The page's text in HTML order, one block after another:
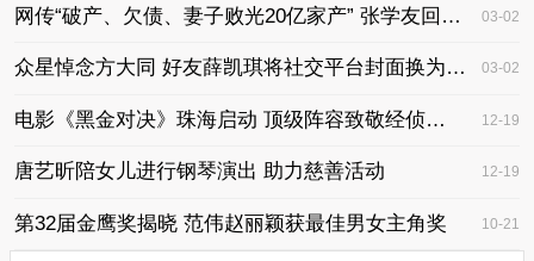
网传“破产、欠债、妻子败光20亿家产” 张学友回应了 03-02
众星悼念方大同 好友薛凯琪将社交平台封面换为方大同绘本 03-02
电影《黑金对决》珠海启动 顶级阵容致敬经侦英雄 12-19
唐艺昕陪女儿进行钢琴演出 助力慈善活动 12-19
第32届金鹰奖揭晓 范伟赵丽颖获最佳男女主角奖 10-21